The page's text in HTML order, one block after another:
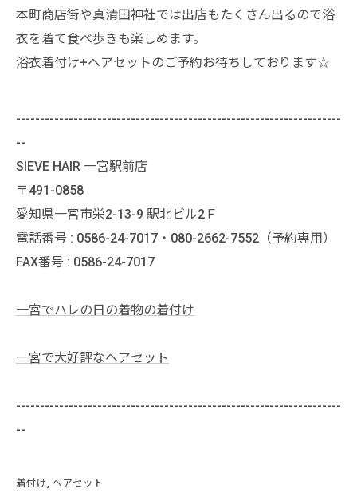
本町商店街や真清田神社では出店もたくさん出るので浴
衣を着て食べ歩きも楽しめます。
浴衣着付け+ヘアセットのご予約お待ちしております☆
--------------------------------------------------------------------
--
SIEVE HAIR 一宮駅前店
〒491-0858
愛知県一宮市栄2-13-9 駅北ビル2Ｆ
電話番号 : 0586-24-7017・080-2662-7552（予約専用）
FAX番号 : 0586-24-7017
一宮でハレの日の着物の着付け
一宮で大好評なヘアセット
--------------------------------------------------------------------
--
着付け ヘアセット